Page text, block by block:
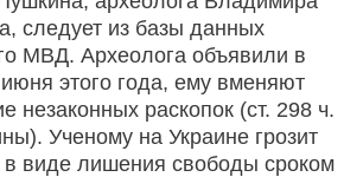
следует из базы данных
МВД. Археолога объявили в
этого года, ему вменяют
незаконных раскопок (ст. 298 ч.
Ученому на Украине грозит
в виде лишения свободы сроком